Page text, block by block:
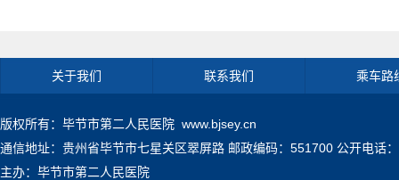
关于我们 联系我们 乘车路
版权所有：毕节市第二人民医院 www.bjsey.cn
通信地址：贵州省毕节市七星关区翠屏路 邮政编码：551700 公开电
主办：毕节市第二人民医院